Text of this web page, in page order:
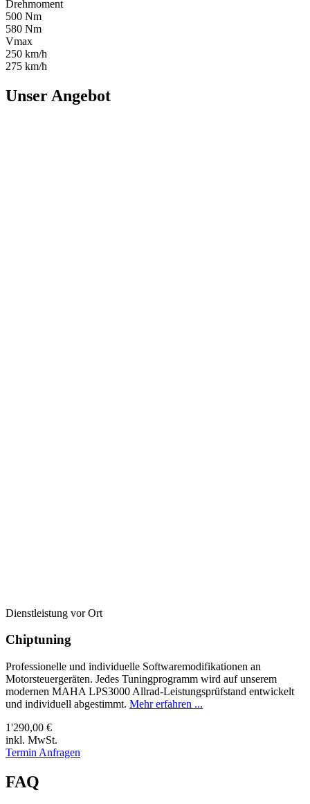
Drehmoment
500 Nm
580 Nm
Vmax
250 km/h
275 km/h
Unser Angebot
Dienstleistung vor Ort
Chiptuning
Professionelle und individuelle Softwaremodifikationen an
Motorsteuergeräten. Jedes Tuningprogramm wird auf unserem
modernen MAHA LPS3000 Allrad-Leistungsprüfstand entwickelt
und individuell abgestimmt. Mehr erfahren ...
1'290,00 €
inkl. MwSt.
Termin Anfragen
FAQ